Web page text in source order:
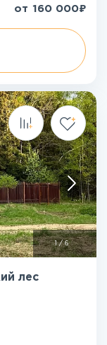
от 160 000₽
1/6
лес